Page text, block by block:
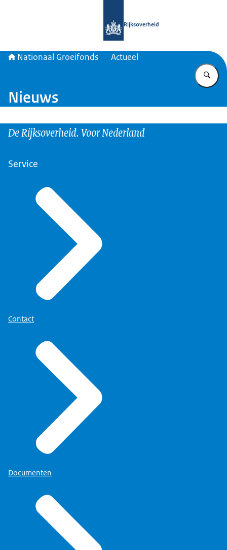
Rijksoverheid
Nationaal Groeifonds Actueel
Nieuws
De Rijksoverheid. Voor Nederland
Service
Contact
Documenten